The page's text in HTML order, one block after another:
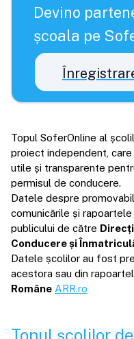
Devino
școala pe
Topul SoferOnline al
proiect independent,
utile și transparente
permisul de conducere.
Datele despre
comunicările și
publicului de către
Conducere și
Datele școlilor au fost
acestora sau din
Române ARR.ro
Topul școlilor